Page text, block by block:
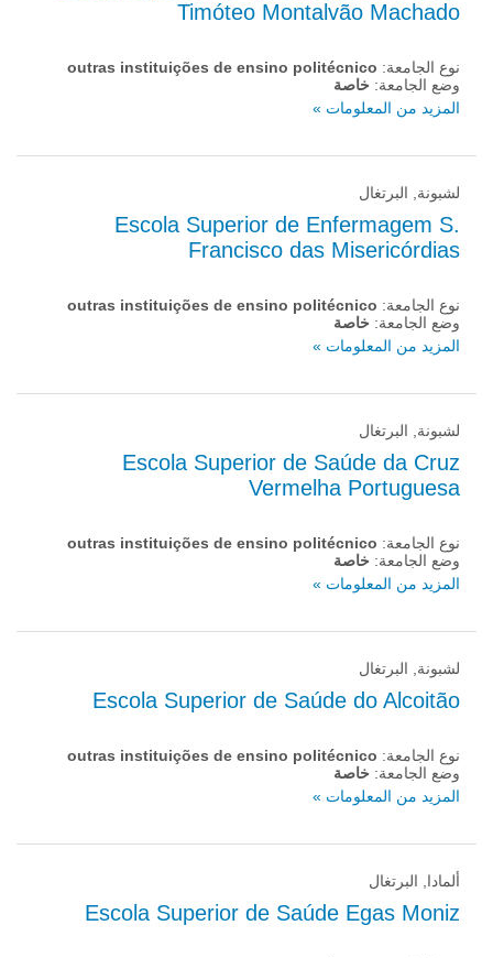
Timóteo Montalvão Machado
نوع الجامعة: outras instituições de ensino politécnico
وضع الجامعة: خاصة
المزيد من المعلومات »
لشبونة, البرتغال
Escola Superior de Enfermagem S.
Francisco das Misericórdias
نوع الجامعة: outras instituições de ensino politécnico
وضع الجامعة: خاصة
المزيد من المعلومات »
لشبونة, البرتغال
Escola Superior de Saúde da Cruz
Vermelha Portuguesa
نوع الجامعة: outras instituições de ensino politécnico
وضع الجامعة: خاصة
المزيد من المعلومات »
لشبونة, البرتغال
Escola Superior de Saúde do Alcoitão
نوع الجامعة: outras instituições de ensino politécnico
وضع الجامعة: خاصة
المزيد من المعلومات »
ألمادا, البرتغال
Escola Superior de Saúde Egas Moniz